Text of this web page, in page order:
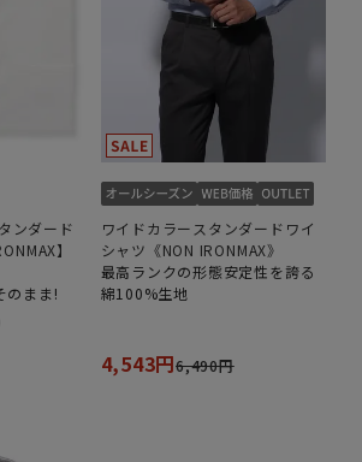
ンダード
】
のまま!
ワイドカラースタンダードワイ
シャツ《NON IRONMAX》
最高ランクの形態安定性を誇る
綿100%生地
4,543円6,490円